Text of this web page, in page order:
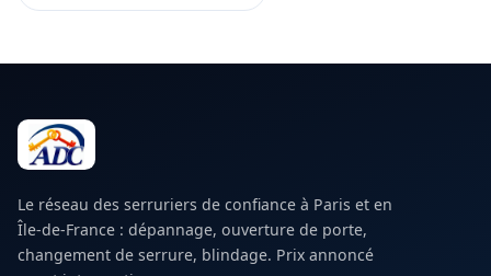
Le réseau des serruriers de confiance à Paris et en
Île-de-France : dépannage, ouverture de porte,
changement de serrure, blindage. Prix annoncé